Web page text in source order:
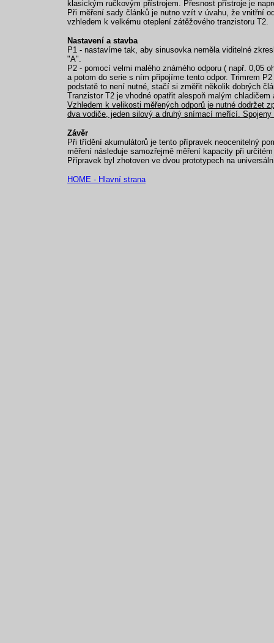
klasickým ručkovým přístrojem. Přesnost přístroje je
Při měření sady článků je nutno vzít v úvahu, že vnitřní
vzhledem k velkému oteplení zátěžového tranzistoru T2.
Nastavení a stavba
P1 - nastavíme tak, aby sinusovka neměla viditelné
"A".
P2 - pomocí velmi malého známého odporu ( např. 0,05
a potom do serie s ním připojíme tento odpor. Trimrem
podstatě to není nutné, stačí si změřit několik dobrých
Tranzistor T2 je vhodné opatřit alespoň malým
Vzhledem k velikosti měřených odporů je nutné dodržet
dva vodiče, jeden silový a druhý snímací meřící.
Závěr
Při třídění akumulátorů je tento přípravek neocenitelný
měření následuje samozřejmě měření kapacity při
Přípravek byl zhotoven ve dvou prototypech na
HOME - Hlavní strana